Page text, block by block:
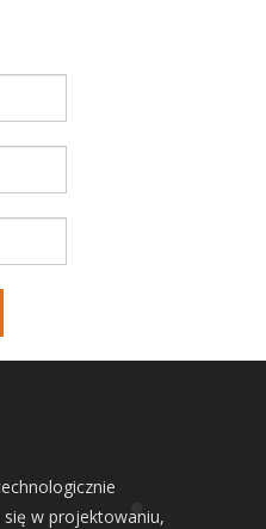
w projektowaniu,